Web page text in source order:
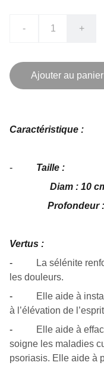
- +
Ajouter au panier
Caractéristique :
- Taille :
Diam : 10
Profondeur :
Vertus :
-
La sélénite
les douleurs.
-
Elle aide à
à l’élévation de
-
Elle aide à
soigne les maladies
psoriasis. Elle aide à